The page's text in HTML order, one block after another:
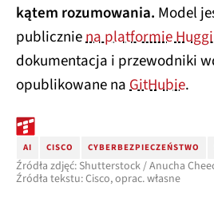
kątem rozumowania. Model
publiczniena platformie
dokumentacja i przewodniki
opublikowane naGitHubie.
AI CISCO CYBERBEZPIECZEŃSTWO
Źródła zdjęć: Shutterstock / Anucha
Źródła tekstu: Cisco, oprac. własne